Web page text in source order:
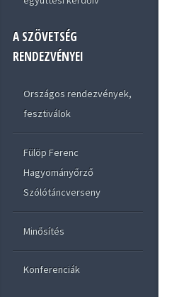
A SZÖVETSÉG
RENDEZVÉNYEI
Országos rendezvények,
fesztiválok
Fülöp Ferenc
Hagyományőrző
Szólótáncverseny
Minősítés
Konferenciák